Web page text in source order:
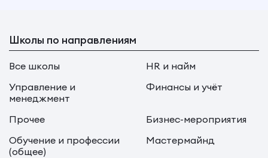
Школы по направлениям
Все школы
HR и найм
Управление и
менеджмент
Финансы и учёт
Прочее
Бизнес-мероприятия
Обучение и профессии
(общее)
Мастермайнд